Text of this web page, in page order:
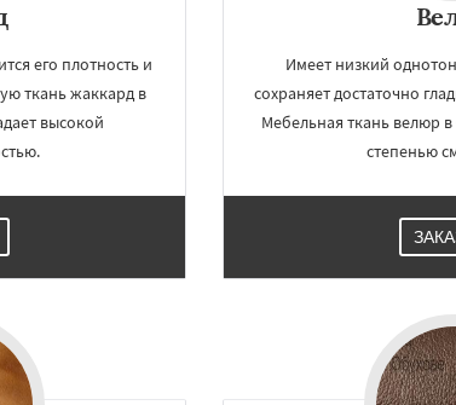
его плотность и
ткань жаккард в
высокой
Имеет низкий
сохраняет достаточно
Мебельная ткань велюр
степенью